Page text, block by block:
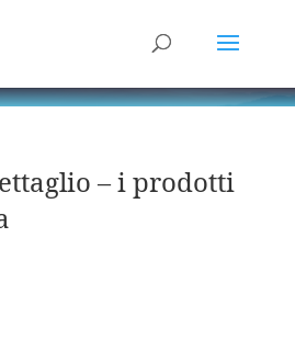
– i prodotti